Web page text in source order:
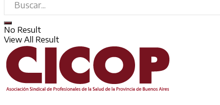
No Result
View All Result